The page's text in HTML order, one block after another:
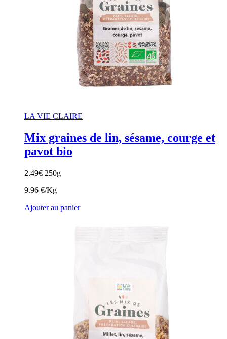
LA VIE CLAIRE
Mix graines de lin, sésame, courge et
pavot bio
2.49€ 250g
9.96 €/Kg
Ajouter au panier